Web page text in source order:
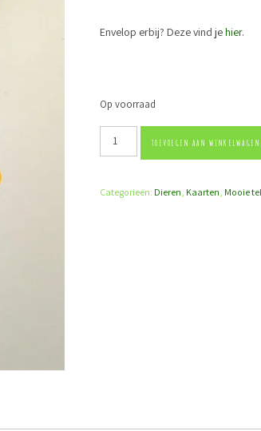
Envelop erbij? Deze vind jehier.
Op voorraad
Kaart liefde aantal
TOEVOEGEN AAN WINKELWAGEN
Categorieën: Dieren, Kaarten, Mooie